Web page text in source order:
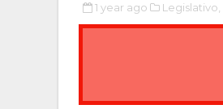
1 year ago Legislativo,